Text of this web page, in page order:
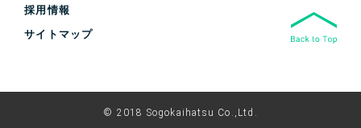
採用情報
サイトマップ
© 2018 Sogokaihatsu Co.,Ltd.